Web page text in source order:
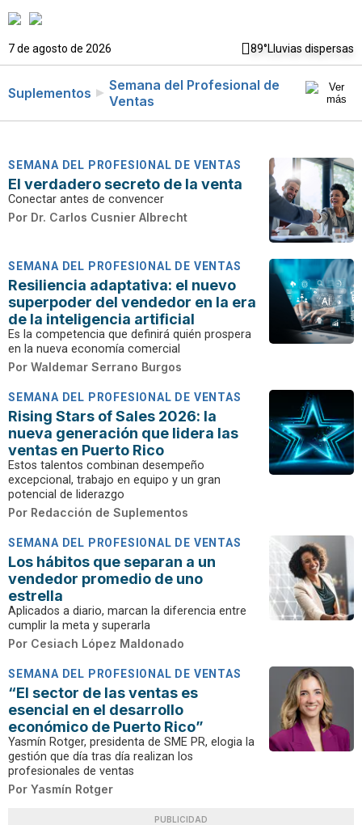
7 de agosto de 2026 89°Lluvias dispersas
Suplementos
Semana del Profesional de
Ventas
SEMANA DEL PROFESIONAL DE VENTAS
El verdadero secreto de la venta
Conectar antes de convencer
Por Dr. Carlos Cusnier Albrecht
SEMANA DEL PROFESIONAL DE VENTAS
Resiliencia adaptativa: el nuevo
superpoder del vendedor en la era
de la inteligencia artificial
Es la competencia que definirá quién prospera
en la nueva economía comercial
Por Waldemar Serrano Burgos
SEMANA DEL PROFESIONAL DE VENTAS
Rising Stars of Sales 2026: la
nueva generación que lidera las
ventas en Puerto Rico
Estos talentos combinan desempeño
excepcional, trabajo en equipo y un gran
potencial de liderazgo
Por Redacción de Suplementos
SEMANA DEL PROFESIONAL DE VENTAS
Los hábitos que separan a un
vendedor promedio de uno
estrella
Aplicados a diario, marcan la diferencia entre
cumplir la meta y superarla
Por Cesiach López Maldonado
SEMANA DEL PROFESIONAL DE VENTAS
“El sector de las ventas es
esencial en el desarrollo
económico de Puerto Rico”
Yasmín Rotger, presidenta de SME PR, elogia la
gestión que día tras día realizan los
profesionales de ventas
Por Yasmín Rotger
PUBLICIDAD